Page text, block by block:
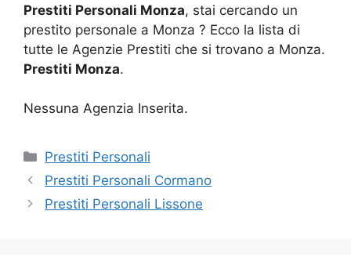
Prestiti Personali Monza, stai cercando un
prestito personale a Monza ? Ecco la lista di
tutte le Agenzie Prestiti che si trovano a Monza.
Prestiti Monza.
Nessuna Agenzia Inserita.
Categorie
Prestiti Personali
Prestiti Personali Cormano
Prestiti Personali Lissone